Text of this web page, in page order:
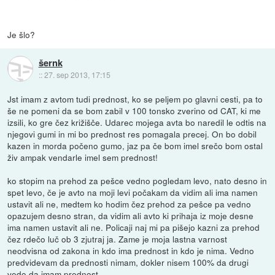
Je šlo?
šernk
::27. sep 2013, 17:15
Jst imam z avtom tudi prednost, ko se peljem po glavni cesti, pa to
še ne pomeni da se bom zabil v 100 tonsko zverino od CAT, ki me
izsili, ko gre čez križišče. Udarec mojega avta bo naredil le odtis na
njegovi gumi in mi bo prednost res pomagala precej. On bo dobil
kazen in morda počeno gumo, jaz pa če bom imel srečo bom ostal
živ ampak vendarle imel sem prednost!
ko stopim na prehod za pešce vedno pogledam levo, nato desno in
spet levo, če je avto na moji levi počakam da vidim ali ima namen
ustavit ali ne, medtem ko hodim čez prehod za pešce pa vedno
opazujem desno stran, da vidim ali avto ki prihaja iz moje desne
ima namen ustavit ali ne. Policaji naj mi pa pišejo kazni za prehod
čez rdečo luč ob 3 zjutraj ja. Zame je moja lastna varnost
neodvisna od zakona in kdo ima prednost in kdo je nima. Vedno
predvidevam da prednosti nimam, dokler nisem 100% da drugi